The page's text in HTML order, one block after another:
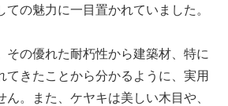
の魅力に一目置かれていました。
その優れた耐朽性から建築材、特に
てきたことから分かるように、実用
。また、ケヤキは美しい木目や、